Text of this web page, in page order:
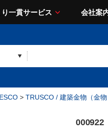
り一貫サービス 会社案
> TRUSCO / 建築金物（金物
000922